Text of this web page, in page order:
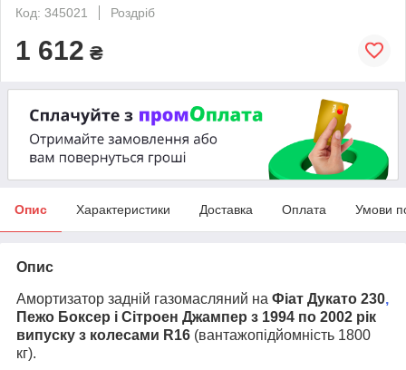
Код: 345021
Роздріб
1 612 ₴
Опис Характеристики Доставка Оплата Умови
Опис
Амортизатор задній газомасляний на Фіат Дукато 230,
Пежо Боксер і Сітроен Джампер з 1994 по 2002 рік
випуску з колесами R16 (вантажопідйомність 1800
кг).